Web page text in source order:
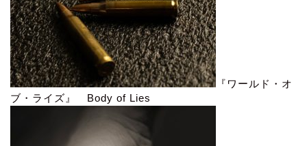
『ワールド・オ
ブ・ライズ』 Body of Lies